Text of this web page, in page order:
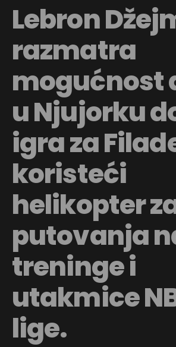
Lebron
razmatra
mogućnost
u Njujorku
igra za
koristeći
helikopter
putovanja
treninge i
utakmice
lige.